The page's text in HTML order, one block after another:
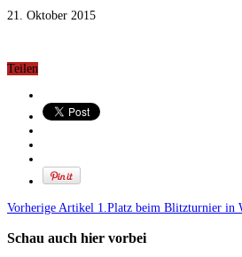
21. Oktober 2015
Teilen
Vorherige Artikel 1.Platz beim Blitzturnier in
Schau auch hier vorbei